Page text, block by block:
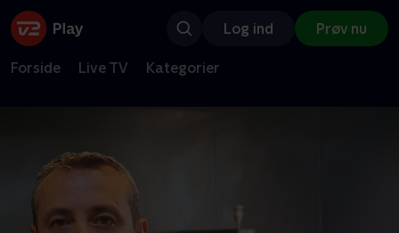
Log ind Prøv nu
Forside Live TV Kategorier